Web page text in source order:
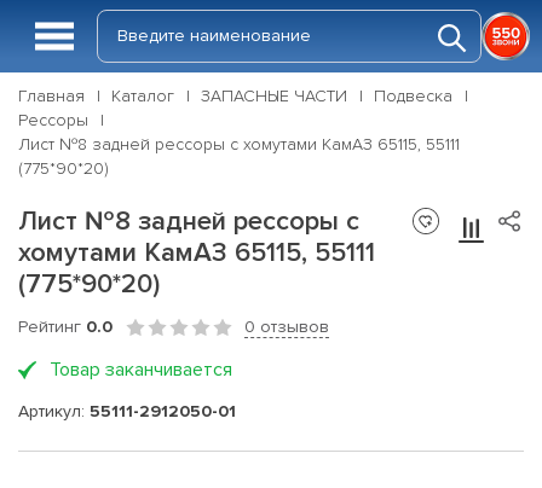
Главная Каталог ЗАПАСНЫЕ ЧАСТИ
Подвеска
Рессоры
Лист №8 задней рессоры с хомутами КамАЗ 65115, 55111
(775*90*20)
Лист №8 задней рессоры с
хомутами КамАЗ 65115, 55111
(775*90*20)
Рейтинг 0.0 0 отзывов
Товар заканчивается
Артикул: 55111-2912050-01